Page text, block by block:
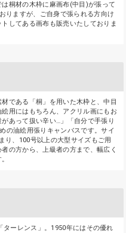
桐材の木枠に麻画布(中目)が張って
りますが、ご自身で張られる方向け
してある画布も販売いたしておりま
である「桐」を用いた木枠と、中目
用にはもちろん、アクリル画にもお
あって扱い辛い…」「自分で手張り
の油絵用張りキャンバスです。サイ
り、100号以上の大型サイズもご用
の方から、上級者の方まで、幅広く
ーレンス」。1950年にはその優れ